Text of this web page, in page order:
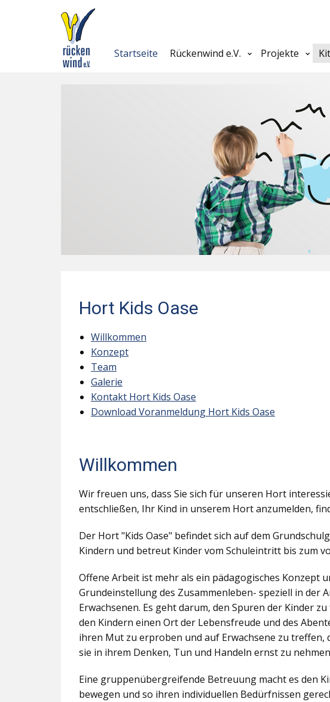
Startseite Rückenwind e.V. Projekte
Hort Kids Oase
Willkommen
Konzept
Team
Galerie
Kontakt Hort Kids Oase
Download Voranmeldung Hort Kids Oase
Willkommen
Wir freuen uns, dass Sie sich für unseren Hort
entschließen, Ihr Kind in unserem Hort anzumelden,
Der Hort "Kids Oase" befindet sich auf dem
Kindern und betreut Kinder vom Schuleintritt bis zum
Offene Arbeit ist mehr als ein pädagogisches Konzept
Grundeinstellung des Zusammenleben- speziell in der
Erwachsenen. Es geht darum, den Spuren der Kinder
den Kindern einen Ort der Lebensfreude und des
ihren Mut zu erproben und auf Erwachsene zu
sie in ihrem Denken, Tun und Handeln ernst zu
Eine gruppenübergreifende Betreuung macht es den
bewegen und so ihren individuellen Bedürfnissen